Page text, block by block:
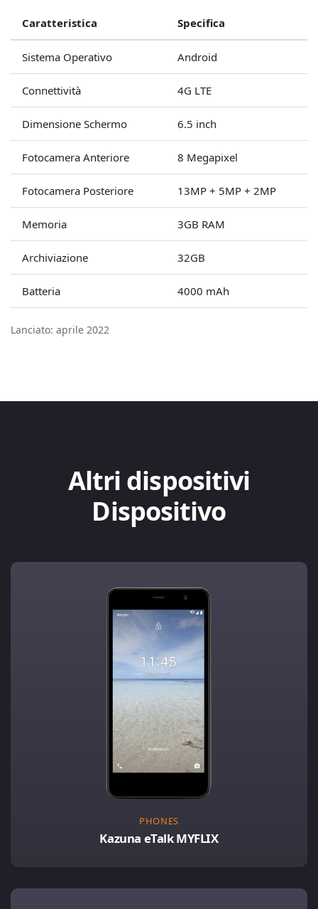
Caratteristica Specifica
Sistema Operativo Android
Connettività 4G LTE
Dimensione Schermo 6.5 inch
Fotocamera Anteriore 8 Megapixel
Fotocamera Posteriore 13MP + 5MP + 2MP
Memoria 3GB RAM
Archiviazione 32GB
Batteria 4000 mAh
Lanciato: aprile 2022
Altri dispositivi
Dispositivo
PHONES
Kazuna eTalk MYFLIX